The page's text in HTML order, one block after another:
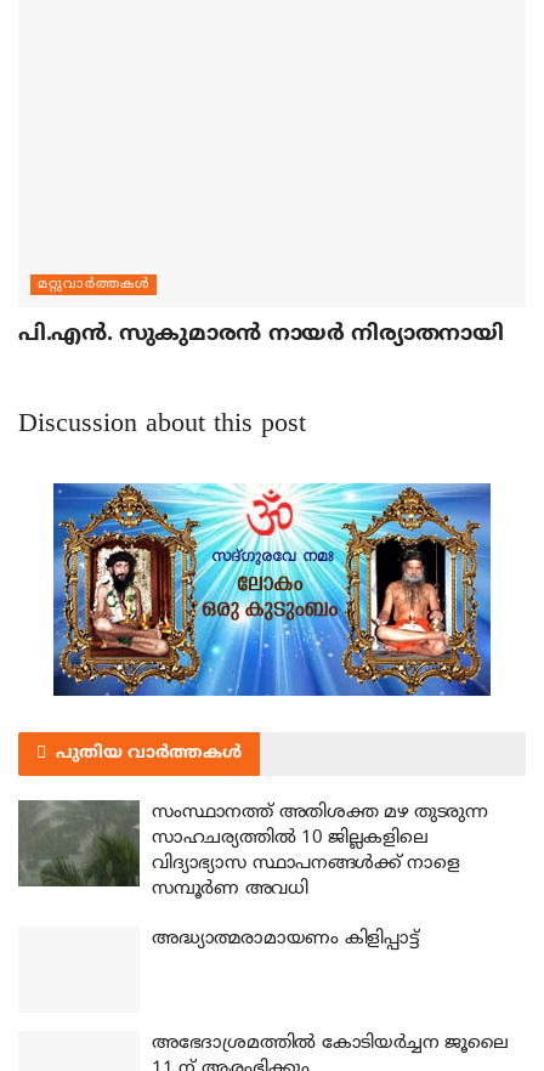
മറ്റുവാര്‍ത്തകള്‍
പി.എന്‍. സുകുമാരന്‍ നായര്‍ നിര്യാതനായി
Discussion about this post
പുതിയ വാർത്തകൾ
സംസ്ഥാനത്ത് അതിശക്ത മഴ തുടരുന്ന
സാഹചര്യത്തിൽ 10 ജില്ലകളിലെ
വിദ്യാഭ്യാസ സ്ഥാപനങ്ങൾക്ക് നാളെ
സമ്പൂർണ അവധി
അദ്ധ്യാത്മരാമായണം കിളിപ്പാട്ട്
അഭേദാശ്രമത്തില്‍ കോടിയര്‍ച്ചന ജൂലൈ